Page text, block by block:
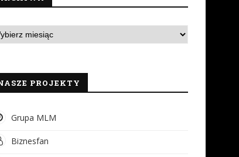
PROJEKTY
Grupa MLM
Biznesfan